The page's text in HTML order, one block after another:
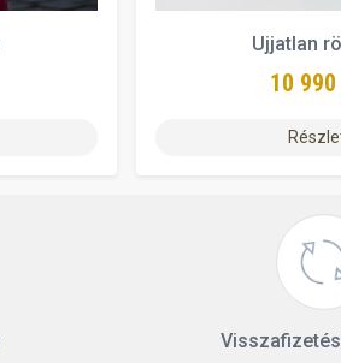
Ujjatlan
10 990